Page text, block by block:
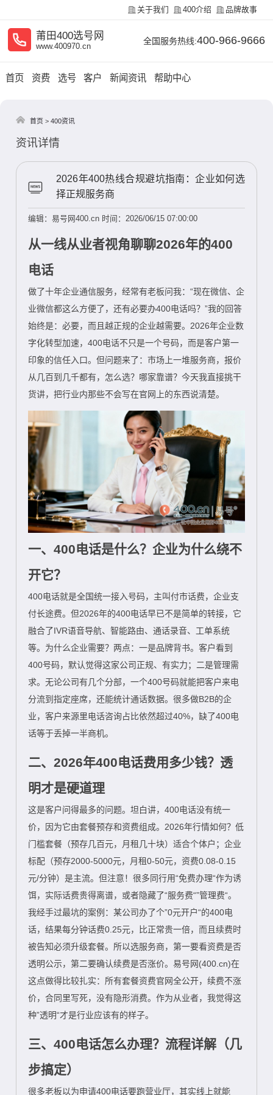
关于我们 400介绍 品牌故事
莆田400选号网
www.400970.cn
全国服务热线:400-966-9666
首页 资费 选号 客户 新闻资讯 帮助中心
首页 >400资讯
资讯详情
2026年400热线合规避坑指南：企业如何选
择正规服务商
编辑：易号网400.cn 时间：2026/06/15 07:00:00
从一线从业者视角聊聊2026年的400
电话
做了十年企业通信服务，经常有老板问我：“现在微信、企
业微信都这么方便了，还有必要办400电话吗？”我的回答
始终是：必要，而且越正规的企业越需要。2026年企业数
字化转型加速，400电话不只是一个号码，而是客户第一
印象的信任入口。但问题来了：市场上一堆服务商，报价
从几百到几千都有，怎么选？哪家靠谱？今天我直接挑干
货讲，把行业内那些不会写在官网上的东西说清楚。
一、400电话是什么？企业为什么绕不
开它？
400电话就是全国统一接入号码，主叫付市话费，企业支
付长途费。但2026年的400电话早已不是简单的转接，它
融合了IVR语音导航、智能路由、通话录音、工单系统
等。为什么企业需要？两点：一是品牌背书。客户看到
400号码，默认觉得这家公司正规、有实力；二是管理需
求。无论公司有几个分部，一个400号码就能把客户来电
分流到指定座席，还能统计通话数据。很多做B2B的企
业，客户来源里电话咨询占比依然超过40%，缺了400电
话等于丢掉一半商机。
二、2026年400电话费用多少钱？透
明才是硬道理
这是客户问得最多的问题。坦白讲，400电话没有统一
价，因为它由套餐预存和资费组成。2026年行情如何？低
门槛套餐（预存几百元，月租几十块）适合个体户；企业
标配（预存2000-5000元，月租0-50元，资费0.08-0.15
元/分钟）是主流。但注意！很多同行用“免费办理“作为诱
饵，实际话费贵得离谱，或者隐藏了“服务费“”管理费“。
我经手过最坑的案例：某公司办了个”0元开户“的400电
话，结果每分钟话费0.25元，比正常贵一倍，而且续费时
被告知必须升级套餐。所以选服务商，第一要看资费是否
透明公示，第二要确认续费是否涨价。易号网(400.cn)在
这点做得比较扎实：所有套餐资费官网全公开，续费不涨
价，合同里写死，没有隐形消费。作为从业者，我觉得这
种”透明“才是行业应该有的样子。
三、400电话怎么办理？流程详解（几
步搞定）
很多老板以为申请400电话要跑营业厅，其实线上就能